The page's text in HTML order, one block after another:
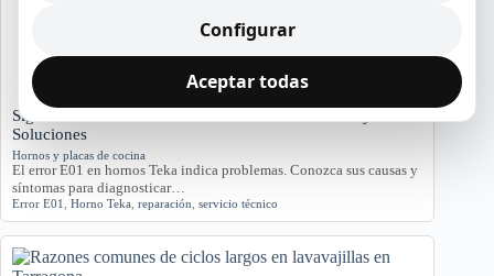
Significado del Error E01 en Hornos Teka: Causas y
Soluciones
Hornos y placas de cocina
El error E01 en hornos Teka indica problemas. Conozca sus causas y
síntomas para diagnosticar…
Error E01 Horno Teka reparación servicio técnico
Configurar
Aceptar todas